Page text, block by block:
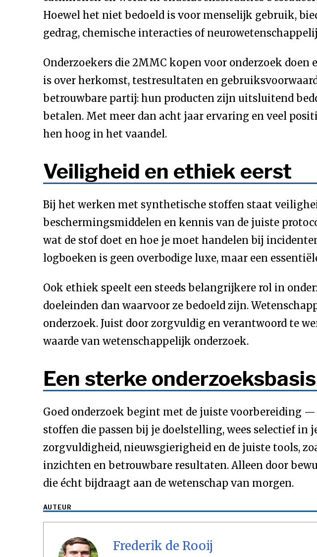
Hoewel het niet bedoeld is voor menselijk gebruik,
gedrag, chemische interacties of
Onderzoekers die 2MMC kopen voor onderzoek
is over herkomst, testresultaten en
betrouwbare partij: hun producten zijn uitsluitend
betalen. Met meer dan acht jaar ervaring en veel
hen hoog in het vaandel.
Veiligheid en ethiek eerst
Bij het werken met synthetische stoffen staat
beschermingsmiddelen en kennis van de juiste
wat de stof doet en hoe je moet handelen bij
logboeken is geen overbodige luxe, maar een
Ook ethiek speelt een steeds belangrijkere rol in
doeleinden dan waarvoor ze bedoeld zijn.
onderzoek. Juist door zorgvuldig en verantwoord te
waarde van wetenschappelijk onderzoek.
Een sterke
Goed onderzoek begint met de juiste voorbereiding
stoffen die passen bij je doelstelling, wees selectief in
zorgvuldigheid, nieuwsgierigheid en de juiste tools,
inzichten en betrouwbare resultaten. Alleen door
die écht bijdraagt aan de wetenschap van morgen.
AUTEUR
Frederik de Rooij